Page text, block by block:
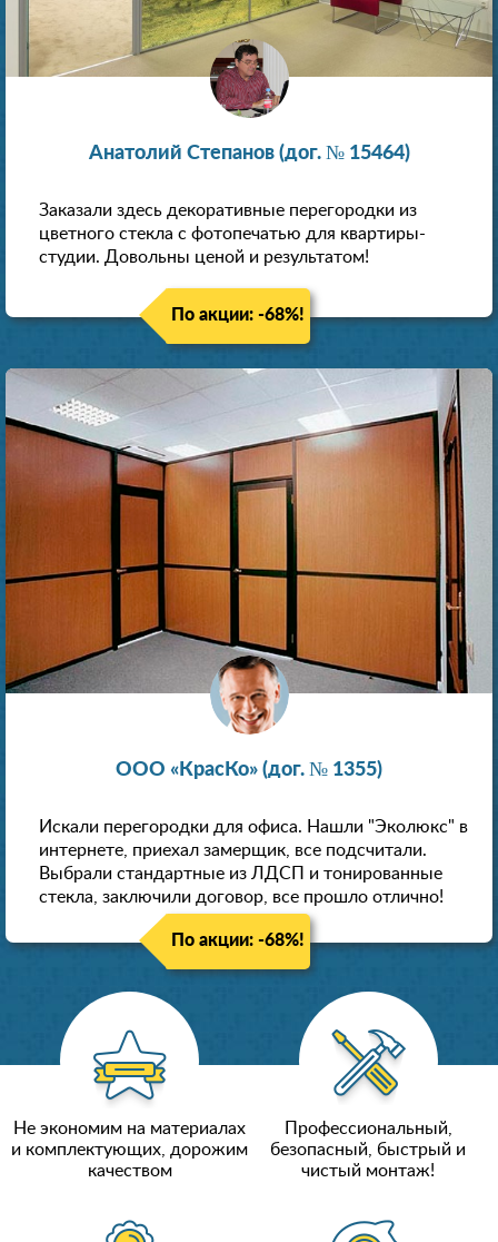
Анатолий Степанов (дог. № 15464)
Заказали здесь декоративные перегородки из
цветного стекла с фотопечатью для квартиры-
студии. Довольны ценой и результатом!
По акции: -68%!
ООО «КрасКо» (дог. № 1355)
Искали перегородки для офиса. Нашли "Эколюкс" в
интернете, приехал замерщик, все подсчитали.
Выбрали стандартные из ЛДСП и тонированные
стекла, заключили договор, все прошло отлично!
По акции: -68%!
Не экономим на материалах
и комплектующих, дорожим
качеством
Профессиональный,
безопасный, быстрый и
чистый монтаж!